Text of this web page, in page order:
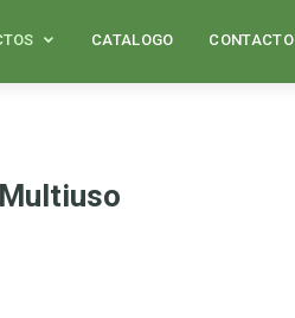
CATALOGO CONTACTO